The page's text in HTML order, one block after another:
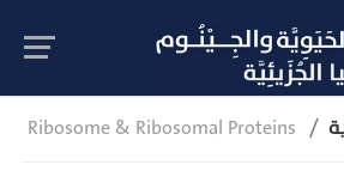
Ribosome & Ribosomal Proteins